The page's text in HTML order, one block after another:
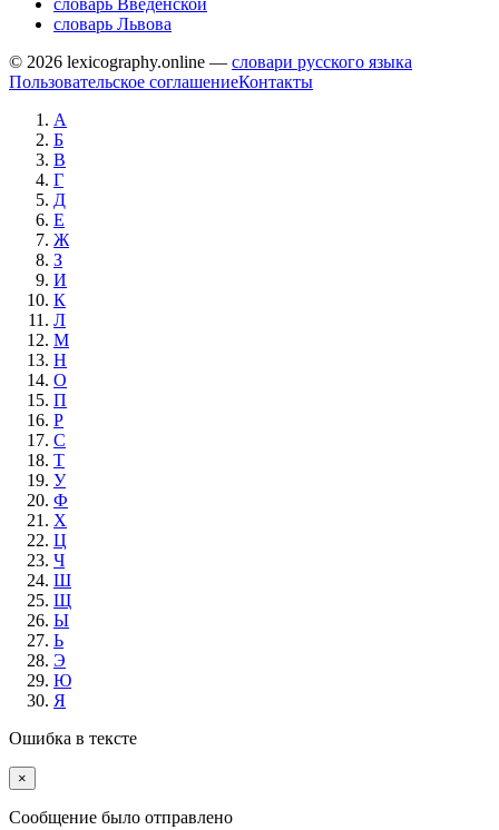
словарь Введенской
словарь Львова
© 2026 lexicography.online — словари русского языка
Пользовательское соглашениеКонтакты
А
Б
В
Г
Д
Е
Ж
З
И
К
Л
М
Н
О
П
Р
С
Т
У
Ф
Х
Ц
Ч
Ш
Щ
Ы
Ь
Э
Ю
Я
Ошибка в тексте
×
Cообщение было отправлено